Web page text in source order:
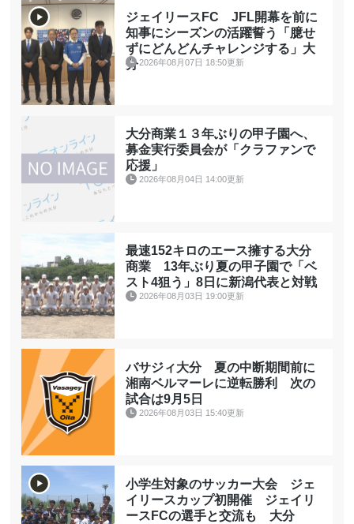
ジェイリースFC JFL開幕を前に
知事にシーズンの活躍誓う「臆せ
ずにどんどんチャレンジする」大
分2026年08月07日 18:50更新
大分商業１３年ぶりの甲子園へ、
募金実行委員会が「クラファンで
応援」
2026年08月04日 14:00更新
最速152キロのエース擁する大分
商業 13年ぶり夏の甲子園で「ベ
スト4狙う」8日に新潟代表と対戦
2026年08月03日 19:00更新
バサジィ大分 夏の中断期間前に
湘南ベルマーレに逆転勝利 次の
試合は9月5日
2026年08月03日 15:40更新
小学生対象のサッカー大会 ジェ
イリースカップ初開催 ジェイリ
ースFCの選手と交流も 大分